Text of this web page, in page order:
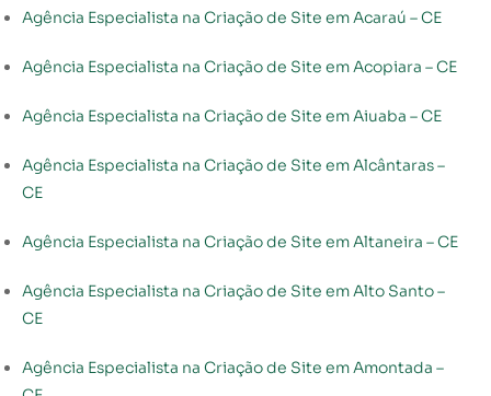
Agência Especialista na Criação de Site em Acaraú – CE
Agência Especialista na Criação de Site em Acopiara – CE
Agência Especialista na Criação de Site em Aiuaba – CE
Agência Especialista na Criação de Site em Alcântaras –
CE
Agência Especialista na Criação de Site em Altaneira – CE
Agência Especialista na Criação de Site em Alto Santo –
CE
Agência Especialista na Criação de Site em Amontada –